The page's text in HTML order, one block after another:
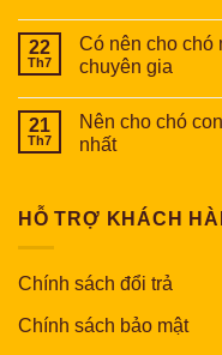
22
Th7
Có nên cho chó
chuyên gia
21
Th7
Nên cho chó
nhất
HỖ TRỢ KHÁCH
Chính sách đổi trả
Chính sách bảo mật